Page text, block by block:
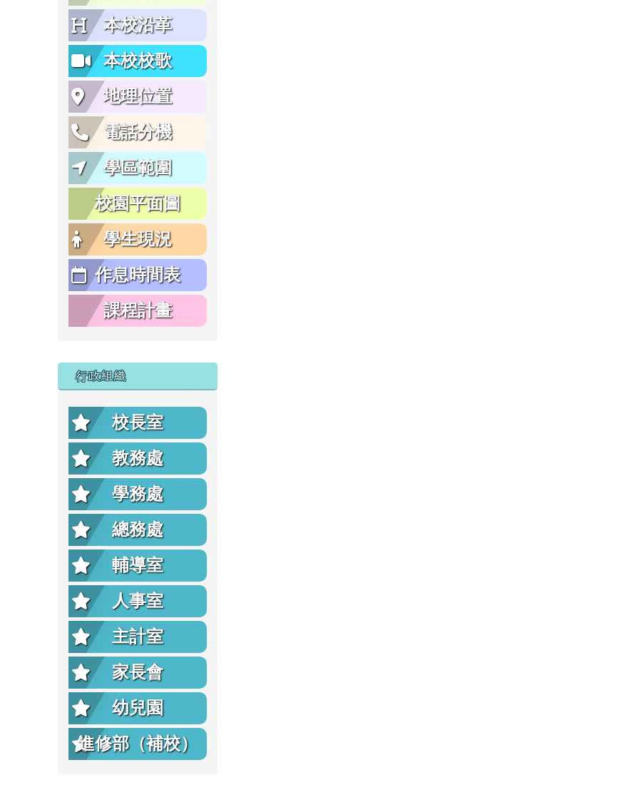
本校沿革
本校校歌
地理位置
電話分機
學區範圍
校園平面圖
學生現況
作息時間表
課程計畫
行政組織
校長室
教務處
學務處
總務處
輔導室
人事室
主計室
家長會
幼兒園
進修部（補校）